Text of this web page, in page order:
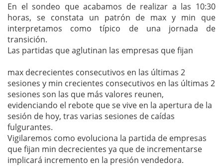
En el sondeo que acabamos de realizar a las 10:30
horas, se constata un patrón de max y min que
interpretamos como típico de una jornada de
transición.
Las partidas que aglutinan las empresas que fijan
max decrecientes consecutivos en las últimas 2
sesiones y min crecientes consecutivos en las últimas 2
sesiones son las que más valores reunen,
evidenciando el rebote que se vive en la apertura de la
sesión de hoy, tras varias sesiones de caídas
fulgurantes.
Vigilaremos como evoluciona la partida de empresas
que fijan min decrecientes ya que de incrementarse
implicará incremento en la presión vendedora.